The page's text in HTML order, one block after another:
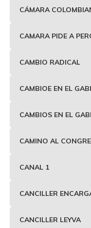
CÁMARA
CAMARA PIDE A
CAMBIO RADICAL
CAMBIOE EN EL
CAMBIOS EN EL
CAMINO AL
CANAL 1
CANCILLER
CANCILLER LEYVA